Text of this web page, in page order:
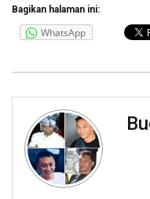
Bagikan halaman ini:
WhatsApp